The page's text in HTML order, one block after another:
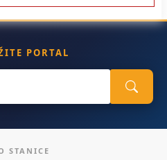
PORTAL
STANICE